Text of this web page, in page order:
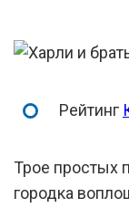
Рейтинг
Трое простых
городка